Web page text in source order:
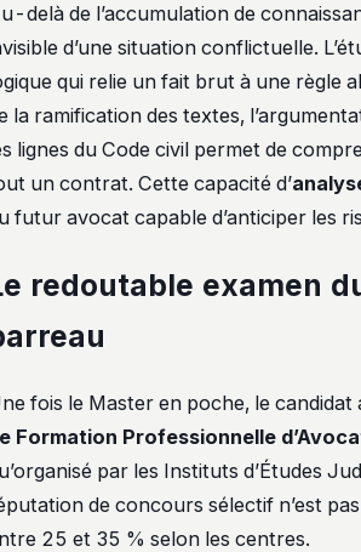
delà de l’accumulation de
d’une situation conflictuelle.
qui relie un fait brut à une règle
la ramification des textes,
lignes du Code civil permet de
un contrat. Cette capacité d’
futur avocat capable d’anticiper les
redoutable examen
fois le Master en poche, le candidat
Formation Professionnelle
par les Instituts d’Études
de concours sélectif n’est
25 et 35 % selon les centres.